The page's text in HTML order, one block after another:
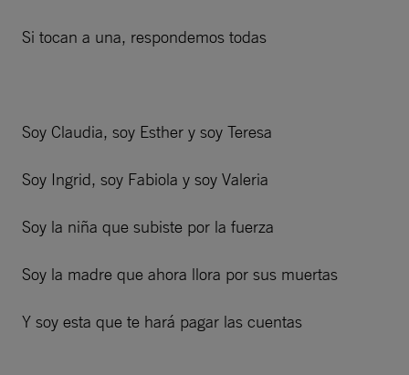
Si tocan a una, respondemos todas
Soy Claudia, soy Esther y soy Teresa
Soy Ingrid, soy Fabiola y soy Valeria
Soy la niña que subiste por la fuerza
Soy la madre que ahora llora por sus muertas
Y soy esta que te hará pagar las cuentas